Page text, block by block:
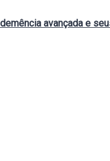
avançada e